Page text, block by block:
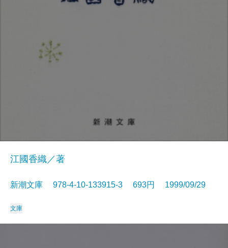
江國香織／著
新潮文庫 978-4-10-133915-3 693円 1999/09/29
文庫